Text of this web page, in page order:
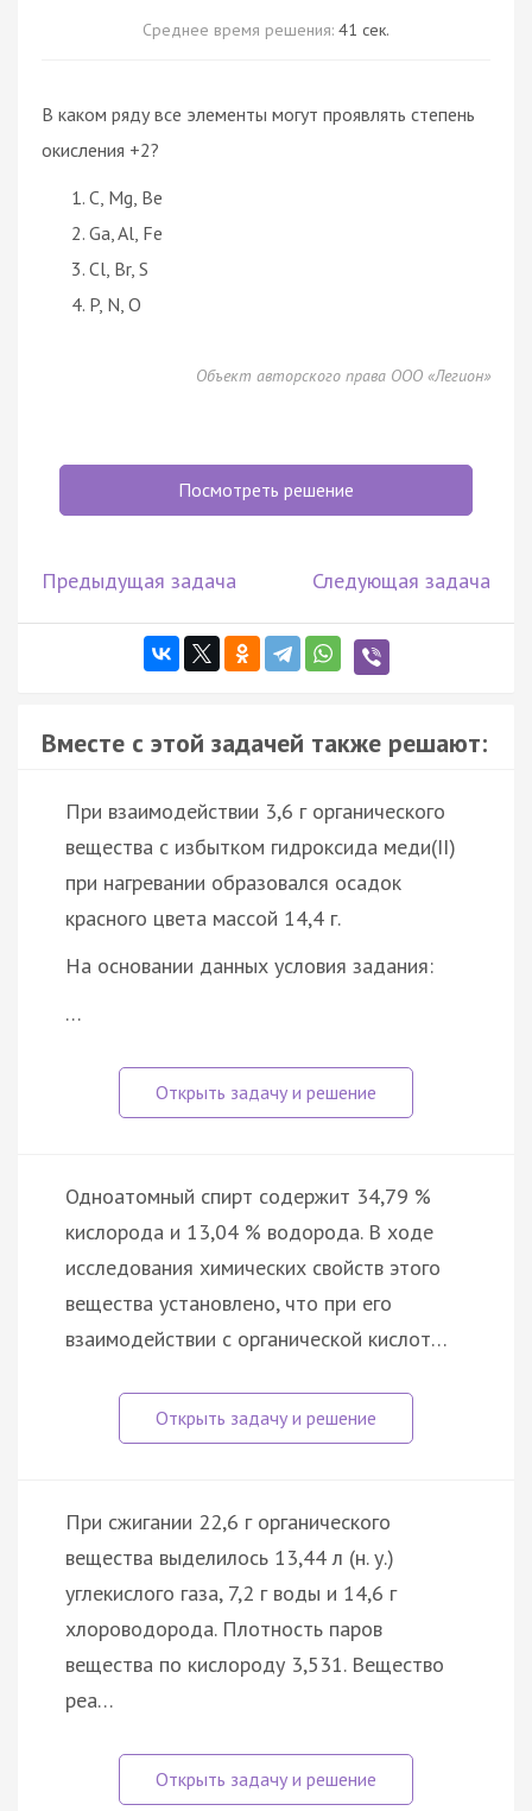
Среднее время решения: 41 сек.
В каком ряду все элементы могут проявлять степень
окисления +2?
C, Mg, Be
Ga, Al, Fe
Cl, Br, S
P, N, O
Объект авторского права ООО «Легион»
Посмотреть решение
Предыдущая задача Следующая задача
Вместе с этой задачей также решают:
При взаимодействии 3,6 г органического
вещества с избытком гидроксида меди(II)
при нагревании образовался осадок
красного цвета массой 14,4 г.
На основании данных условия задания:
…
Одноатомный спирт содержит 34,79 %
кислорода и 13,04 % водорода. В ходе
исследования химических свойств этого
вещества установлено, что при его
взаимодействии с органической кислот…
При сжигании 22,6 г органического
вещества выделилось 13,44 л (н. у.)
углекислого газа, 7,2 г воды и 14,6 г
хлороводорода. Плотность паров
вещества по кислороду 3,531. Вещество
реа…